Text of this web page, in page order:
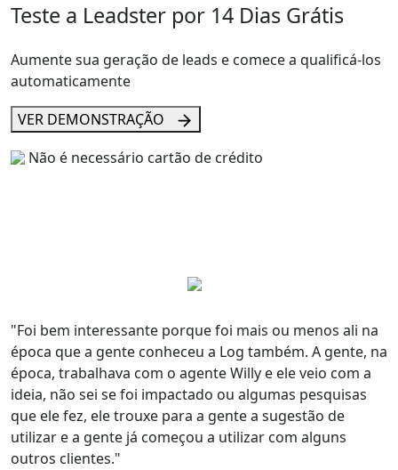
Teste a Leadster por 14 Dias Grátis
Aumente sua geração de leads e comece a qualificá-los
automaticamente
VER DEMONSTRAÇÃO
Não é necessário cartão de crédito
"Foi bem interessante porque foi mais ou menos ali na
época que a gente conheceu a Log também. A gente, na
época, trabalhava com o agente Willy e ele veio com a
ideia, não sei se foi impactado ou algumas pesquisas
que ele fez, ele trouxe para a gente a sugestão de
utilizar ea gente já começou a utilizar com alguns
outros clientes."